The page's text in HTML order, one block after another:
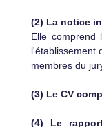
(2) La notice
Elle comprend
l'établissement
membres du
(3) Le CV
(4) Le